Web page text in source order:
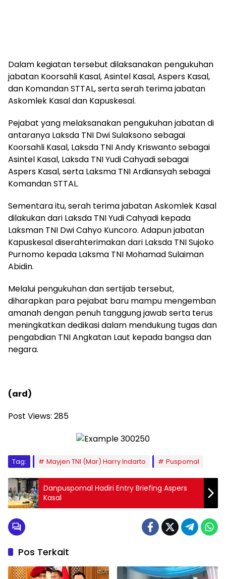
Dalam kegiatan tersebut dilaksanakan pengukuhan
jabatan Koorsahli Kasal, Asintel Kasal, Aspers Kasal,
dan Komandan STTAL, serta serah terima jabatan
Askomlek Kasal dan Kapuskesal.
Pejabat yang melaksanakan pengukuhan jabatan di
antaranya Laksda TNI Dwi Sulaksono sebagai
Koorsahli Kasal, Laksda TNI Andy Kriswanto sebagai
Asintel Kasal, Laksda TNI Yudi Cahyadi sebagai
Aspers Kasal, serta Laksma TNI Ardiansyah sebagai
Komandan STTAL.
Sementara itu, serah terima jabatan Askomlek Kasal
dilakukan dari Laksda TNI Yudi Cahyadi kepada
Laksman TNI Dwi Cahyo Kuncoro. Adapun jabatan
Kapuskesal diserahterimakan dari Laksda TNI Sujoko
Purnomo kepada Laksma TNI Mohamad Sulaiman
Abidin.
Melalui pengukuhan dan sertijab tersebut,
diharapkan para pejabat baru mampu mengemban
amanah dengan penuh tanggung jawab serta terus
meningkatkan dedikasi dalam mendukung tugas dan
pengabdian TNI Angkatan Laut kepada bangsa dan
negara.
(ard)
Post Views: 285
Tag: Mayjen TNI (Mar) Harry Indarto Puspomal
Danpuspomal Hadiri Entry Briefing Aspers
Kasal
Pos Terkait